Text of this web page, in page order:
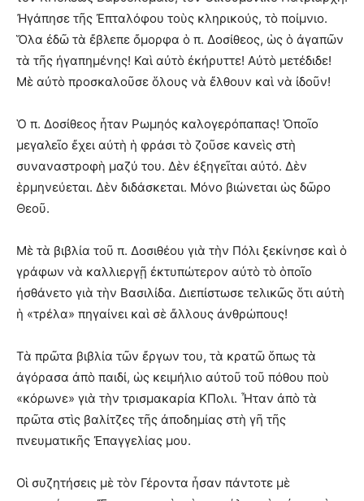
Ἠγάπησε τῆς Ἐπταλόφου τοὺς κληρικούς, τὸ ποίμνιο.
Ὅλα ἐδῶ τὰ ἔβλεπε ὄμορφα ὁ π. Δοσίθεος, ὡς ὁ ἀγαπῶν
τὰ τῆς ἠγαπημένης! Καὶ αὐτὸ ἐκήρυττε! Αὐτὸ μετέδιδε!
Μὲ αὐτὸ προσκαλοῦσε ὅλους νὰ ἔλθουν καὶ νὰ ἰδοῦν!
Ὁ π. Δοσίθεος ἦταν Ρωμηός καλογερόπαπας! Ὁποῖο
μεγαλεῖο ἔχει αὐτὴ ἡ φράσι τὸ ζοῦσε κανεὶς στὴ
συναναστροφὴ μαζύ του. Δὲν ἐξηγεῖται αὐτό. Δὲν
ἑρμηνεύεται. Δὲν διδάσκεται. Μόνο βιώνεται ὡς δῶρο
Θεοῦ.
Μὲ τὰ βιβλία τοῦ π. Δοσιθέου γιὰ τὴν Πόλι ξεκίνησε καὶ ὁ
γράφων νὰ καλλιεργῇ ἐκτυπώτερον αὐτὸ τὸ ὁποῖο
ἠσθάνετο γιὰ τὴν Βασιλίδα. Διεπίστωσε τελικῶς ὅτι αὐτὴ
ἡ «τρέλα» πηγαίνει καὶ σὲ ἄλλους ἀνθρώπους!
Τὰ πρῶτα βιβλία τῶν ἔργων του, τὰ κρατῶ ὅπως τὰ
ἀγόρασα ἀπὸ παιδί, ὡς κειμήλιο αὐτοῦ τοῦ πόθου ποὺ
«κόρωνε» γιὰ τὴν τρισμακαρία ΚΠολι. Ἦταν ἀπὸ τὰ
πρῶτα στὶς βαλίτζες τῆς ἀποδημίας στὴ γῆ τῆς
πνευματικῆς Ἐπαγγελίας μου.
Οἱ συζητήσεις μὲ τὸν Γέροντα ἦσαν πάντοτε μὲ